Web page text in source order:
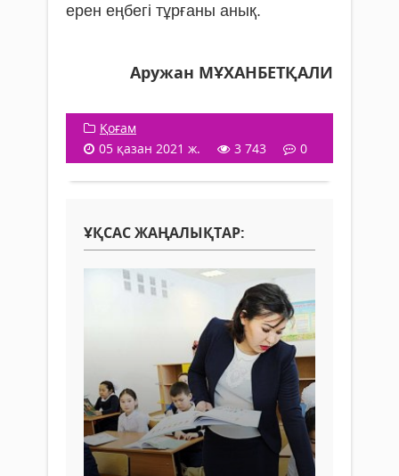
ерен еңбегі тұрғаны анық.
Аружан МҰХАНБЕТҚАЛИ
Қоғам
05 қазан 2021 ж.
3 743 0
ҰҚСАС ЖАҢАЛЫҚТАР: